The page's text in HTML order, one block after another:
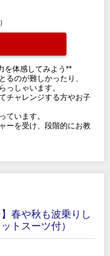
を体感してみよう**
るのが難しかったり、
っしゃいます。
チャレンジする方やお子
ています。
ーを受け、段階的にお教
春や秋も波乗りし
トスーツ付）